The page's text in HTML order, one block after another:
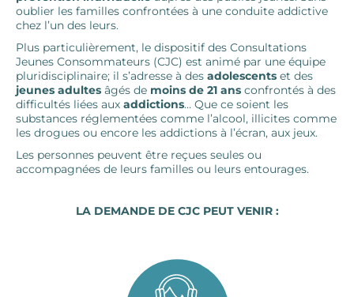
oublier les familles confrontées à une conduite addictive
chez l’un des leurs.
Plus particulièrement, le dispositif des Consultations
Jeunes Consommateurs (CJC) est animé par une équipe
pluridisciplinaire; il s’adresse à des adolescents et des
jeunes adultes âgés de moins de 21 ans confrontés à des
difficultés liées aux addictions… Que ce soient les
substances réglementées comme l’alcool, illicites comme
les drogues ou encore les addictions à l’écran, aux jeux.
Les personnes peuvent être reçues seules ou
accompagnées de leurs familles ou leurs entourages.
LA DEMANDE DE CJC PEUT VENIR :